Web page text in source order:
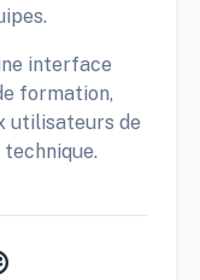
interface
formation,
utilisateurs de